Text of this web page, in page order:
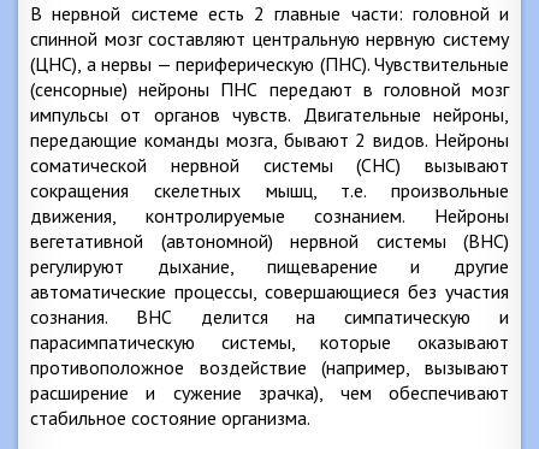
В нервной системе есть 2 главные части: головной и
спинной мозг составляют центральную нервную систему
(ЦНС), а нервы — периферическую (ПНС). Чувствительные
(сенсорные) нейроны ПНС передают в головной мозг
импульсы от органов чувств. Двигательные нейроны,
передающие команды мозга, бывают 2 видов. Нейроны
соматической нервной системы (СНС) вызывают
сокращения скелетных мышц, т.е. произвольные
движения, контролируемые сознанием. Нейроны
вегетативной (автономной) нервной системы (ВНС)
регулируют дыхание, пищеварение и другие
автоматические процессы, совершающиеся без участия
сознания. ВНС делится на симпатическую и
парасимпатическую системы, которые оказывают
противоположное воздействие (например, вызывают
расширение и сужение зрачка), чем обеспечивают
стабильное состояние организма.